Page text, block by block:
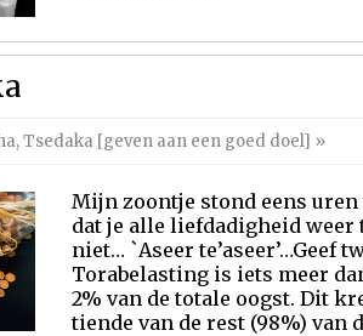
,Tsedaka [geven aan een goed doel] »
Mijn zoontje stond eens
dat je alle liefdadigheid weer
niet… `Aseer te’aseer’…Geef
Torabelasting is iets meer
2% van de totale oogst. Dit
tiende van de rest (98%) van